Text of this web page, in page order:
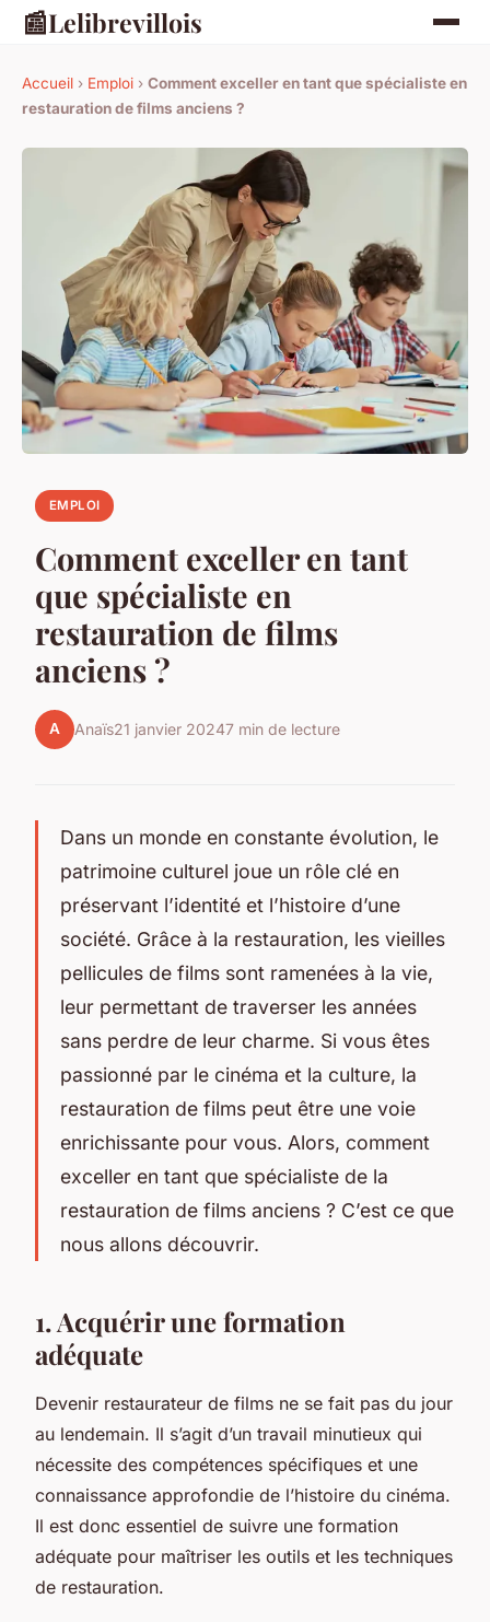
📰Lelibrevillois
Accueil › Emploi › Comment exceller en tant que spécialiste en
restauration de films anciens ?
EMPLOI
Comment exceller en tant
que spécialiste en
restauration de films
anciens ?
A Anaïs21 janvier 20247 min de lecture
Dans un monde en constante évolution, le
patrimoine culturel joue un rôle clé en
préservant l’identité et l’histoire d’une
société. Grâce à la restauration, les vieilles
pellicules de films sont ramenées à la vie,
leur permettant de traverser les années
sans perdre de leur charme. Si vous êtes
passionné par le cinéma et la culture, la
restauration de films peut être une voie
enrichissante pour vous. Alors, comment
exceller en tant que spécialiste de la
restauration de films anciens ? C’est ce que
nous allons découvrir.
1. Acquérir une formation
adéquate
Devenir restaurateur de films ne se fait pas du jour
au lendemain. Il s’agit d’un travail minutieux qui
nécessite des compétences spécifiques et une
connaissance approfondie de l’histoire du cinéma.
Il est donc essentiel de suivre une formation
adéquate pour maîtriser les outils et les techniques
de restauration.